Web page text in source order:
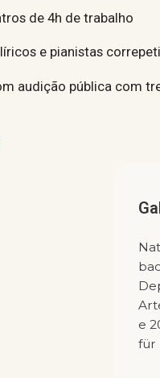
de 4h de trabalho
e pianistas
audição pública com
e
für